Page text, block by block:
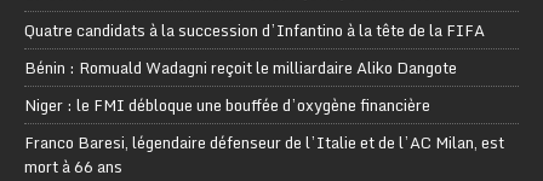
Quatre candidats à la succession d’Infantino à la tête de la FIFA
Bénin : Romuald Wadagni reçoit le milliardaire Aliko Dangote
Niger : le FMI débloque une bouffée d’oxygène financière
Franco Baresi, légendaire défenseur de l’Italie et de l’AC Milan, est
mort à 66 ans